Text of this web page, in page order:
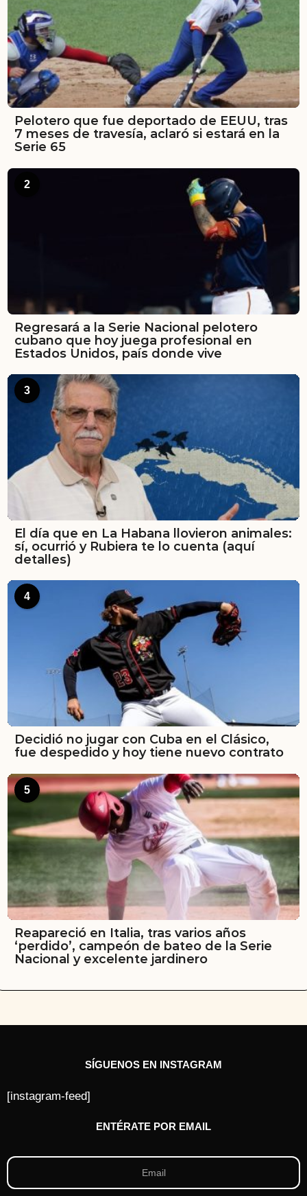
Pelotero que fue deportado de EEUU, tras
7 meses de travesía, aclaró si estará en la
Serie 65
2
Regresará a la Serie Nacional pelotero
cubano que hoy juega profesional en
Estados Unidos, país donde vive
3
El día que en La Habana llovieron animales:
sí, ocurrió y Rubiera te lo cuenta (aquí
detalles)
4
Decidió no jugar con Cuba en el Clásico,
fue despedido y hoy tiene nuevo contrato
5
Reapareció en Italia, tras varios años
‘perdido’, campeón de bateo de la Serie
Nacional y excelente jardinero
SÍGUENOS EN INSTAGRAM
[instagram-feed]
ENTÉRATE POR EMAIL